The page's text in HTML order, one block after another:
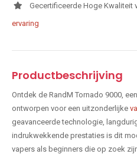
Gecertificeerde Hoge Kwaliteit
ervaring
Productbeschrijving
Ontdek de RandM Tornado 9000,
ontworpen voor een uitzonderlijke
geavanceerde technologie,
indrukwekkende prestaties is dit
vapers als beginners die op zoek